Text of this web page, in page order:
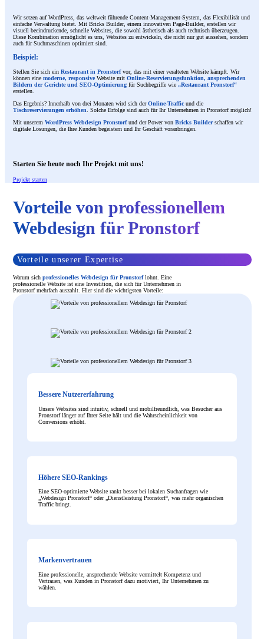
Wir setzen auf WordPress, das weltweit führende Content-Management-System, das Flexibilität und
einfache Verwaltung bietet. Mit Bricks Builder, einem innovativen Page-Builder, erstellen wir
visuell beeindruckende, schnelle Websites, die sowohl ästhetisch als auch technisch überzeugen.
Diese Kombination ermöglicht es uns, Websites zu entwickeln, die nicht nur gut aussehen, sondern
auch für Suchmaschinen optimiert sind.
Beispiel:
Stellen Sie sich ein Restaurant in Pronstorfvor, das mit einer veralteten Website kämpft. Wir
können eine moderne, responsiveWebsite mit Online-Reservierungsfunktion, ansprechenden
Bildern der Gerichte und SEO-Optimierungfür Suchbegriffe wie „Restaurant Pronstorf“
erstellen.
Das Ergebnis? Innerhalb von drei Monaten wird sich derOnline-Trafficund die
Tischreservierungen erhöhen . Solche Erfolge sind auch für Ihr Unternehmen in Pronstorf möglich!
Mit unserem WordPress Webdesign Pronstorfund der Power von Bricks Builderschaffen wir
digitale Lösungen, die Ihre Kunden begeistern und Ihr Geschäft voranbringen.
Starten Sie heute noch Ihr Projekt mit uns!
Projekt starten
Vorteile von professionellem
Webdesign für Pronstorf
Vorteile unserer Expertise
Warum sich professionelles Webdesign für Pronstorflohnt. Eine
professionelle Website ist eine Investition, die sich für Unternehmen in
Pronstorf mehrfach auszahlt. Hier sind die wichtigsten Vorteile:
Bessere Nutzererfahrung
Unsere Websites sind intuitiv, schnell und mobilfreundlich, was Besucher aus
Pronstorf länger auf Ihrer Seite hält und die Wahrscheinlichkeit von
Conversions erhöht.
Höhere SEO-Rankings
Eine SEO-optimierte Website rankt besser bei lokalen Suchanfragen wie
„Webdesign Pronstorf“ oder „Dienstleistung Pronstorf“, was mehr organischen
Traffic bringt.
Markenvertrauen
Eine professionelle, ansprechende Website vermittelt Kompetenz und
Vertrauen, was Kunden in Pronstorf dazu motiviert, Ihr Unternehmen zu
wählen.